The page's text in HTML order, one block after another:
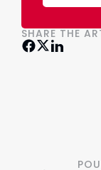
SHARE THE